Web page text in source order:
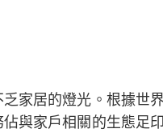
家居的燈光。根據世
與家戶相關的生態足